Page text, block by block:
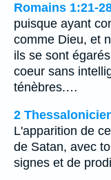
Romains 1:21-
puisque ayant
comme Dieu, et
ils se sont
coeur sans
ténèbres.…
2
L'apparition de
de Satan, avec
signes et de